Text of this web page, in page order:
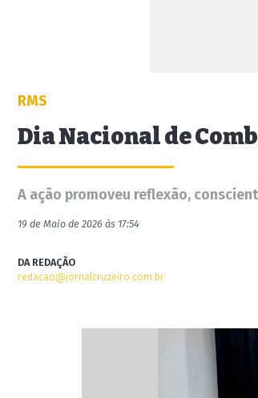
RMS
Dia Nacional de
A ação promoveu reflexão,
19 de Maio de 2026 às 17:54
DA REDAÇÃO
redacao@jornalcruzeiro.com.br